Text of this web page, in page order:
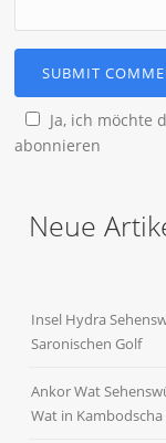
Ja, ich möchte
abonnieren
Neue
Insel Hydra
Saronischen Golf
Ankor Wat
Wat in Kambodscha